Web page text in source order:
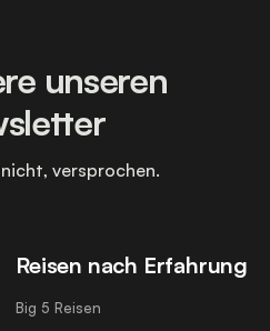
Reisen nach Erfahrung
Big 5 Reisen
unseren
versprochen.